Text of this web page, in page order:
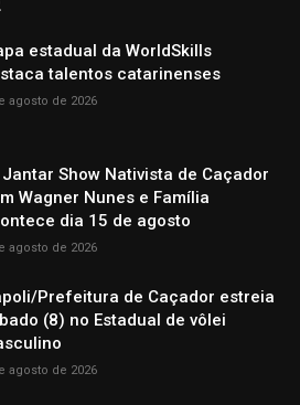
estadual da WorldSkills
talentos catarinenses
agosto de 2026
Jantar Show Nativista de Caçador
Wagner Nunes e Família
dia 15 de agosto
agosto de 2026
Prefeitura de Caçador estreia
(8) no Estadual de vôlei
agosto de 2026